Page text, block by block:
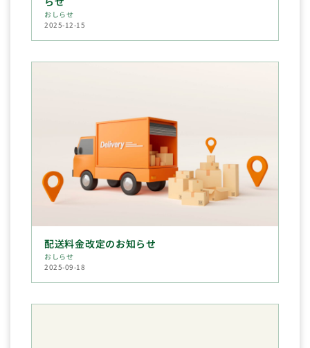
おしらせ
2025-12-15
配送料金改定のお知らせ
おしらせ
2025-09-18